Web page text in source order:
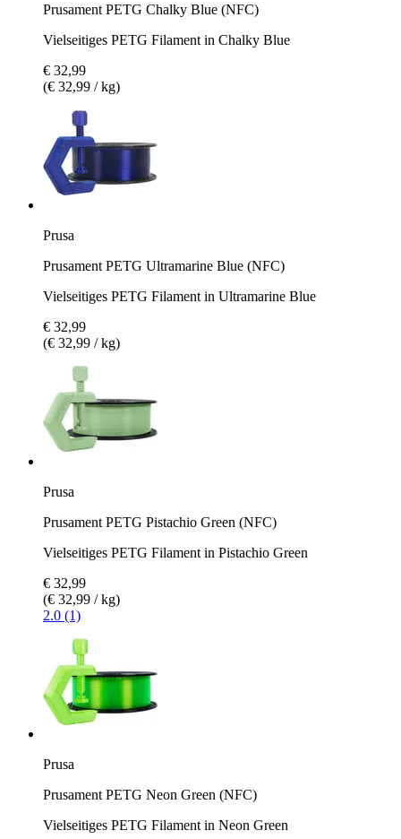
Prusament PETG Chalky Blue (NFC)
Vielseitiges PETG Filament in Chalky Blue
€ 32,99
(€ 32,99 / kg)
Prusa
Prusament PETG Ultramarine Blue (NFC)
Vielseitiges PETG Filament in Ultramarine Blue
€ 32,99
(€ 32,99 / kg)
Prusa
Prusament PETG Pistachio Green (NFC)
Vielseitiges PETG Filament in Pistachio Green
€ 32,99
(€ 32,99 / kg)
2.0 (1)
Prusa
Prusament PETG Neon Green (NFC)
Vielseitiges PETG Filament in Neon Green